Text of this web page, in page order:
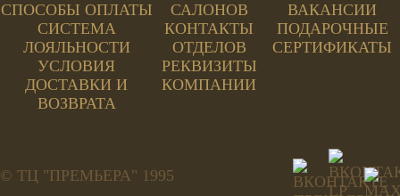
СПОСОБЫ ОПЛАТЫ
СИСТЕМА
ЛОЯЛЬНОСТИ
УСЛОВИЯ
ДОСТАВКИ И
ВОЗВРАТА
САЛОНОВ
КОНТАКТЫ
ОТДЕЛОВ
РЕКВИЗИТЫ
КОМПАНИИ
ВАКАНСИИ
ПОДАРОЧНЫЕ
СЕРТИФИКАТЫ
© ТЦ "ПРЕМЬЕРА" 1995